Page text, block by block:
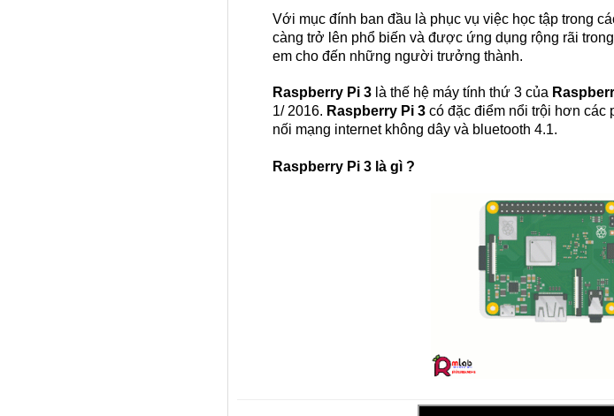
Với mục đính ban đầu là phục vụ việc học tập trong
càng trở lên phổ biến và được ứng dụng rộng rãi
em cho đến những người trưởng thành.
Raspberry Pi 3 là thế hệ máy tính thứ 3 của
1/ 2016. Raspberry Pi 3 có đặc điểm nổi trội hơn các
nối mạng internet không dây và bluetooth 4.1.
Raspberry Pi 3 là gì ?